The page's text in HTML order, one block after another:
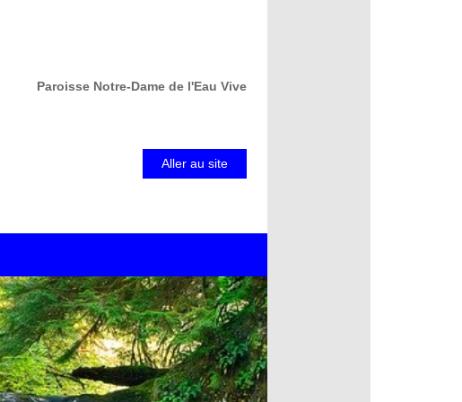
Paroisse Notre-Dame de l'Eau Vive
Aller au site